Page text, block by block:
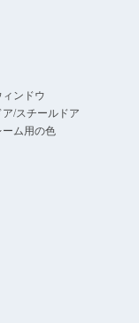
ンドウ
/スチールドア
ーム用の色